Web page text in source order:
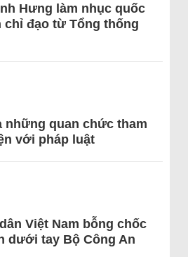
Hưng làm nhục quốc
chỉ đạo từ Tổng thống
những quan chức tham
với pháp luật
Việt Nam bỗng chốc
dưới tay Bộ Công An